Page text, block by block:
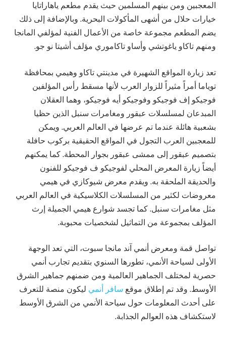
المعجبين ومن بينهم المسلمين حيث يقدم مطعم ياهاراتايا
خيارات حلال من أشهى المأكولات البحرية. وبالإضافة إلى ذلك
يضم المطعم مجموعة خاصة من الأعمال الفنية لمؤلفي المانجا
ومنهم تاكاو ياغوتشي وأساو تاكاموري مؤلف أشيتا نو جو.
تعد زيارة المواقع الشهيرة في مدينتي تاكاو وهيمي بمحافظة
توياما أمراً مثيراً للزوار العرب لأنها مسقط رأس المؤلفين
فوجيكو إف فوجيكو وفوجيكو أيه فوجيكو، وهما العقلان
المبدعان لمسلسلات عبقور ومغامرات سنبل الذين حظيا
بشعبية هائلة عندما تم عرضها في العالم العربي. ويمكن
للمعجبين العرب التجول في المواقع الحقيقية بركوب حافلة
بتصميم عبقور إلى ممشى عبقور بجوار المحطة. كما يمكنهم
أيضاً زيارة المعرض المحلي لفوجيكو ف فوجيكو للفنون
والحديقة الملحقة به. ويقدم معرض شيوكازي في هيمي
معروضات لكثير من المسلسلات الكلاسيكية في العالم العربي
مثل مغامرات سنبل. كما تجسد شوارع هيمي الجميلة إرث
المؤلف بمجموعة من التماثيل لشخصيات محبوبة.
تواصل قمة ومعرض أنمي آند مانجا سبوت، التي تعد الوجهة
الأولى لسياحة الأنمي، تطورها السنوي بتقديم تجارب أنمي
حصرية لمختلف الجماهير العالمية ومن ضمنهم جماهير الشرق
الأوسط. وقد تم إطلاق موقع سافر أنمي ليكون منصة للتعرف
على أحدث المعلومات حول سياحة الأنمي من الشرق الأوسط
لاستكشاف هذه العوالم الجذابة.